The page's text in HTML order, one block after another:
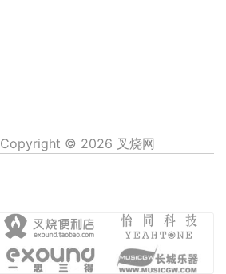
Copyright © 2026 叉烧网